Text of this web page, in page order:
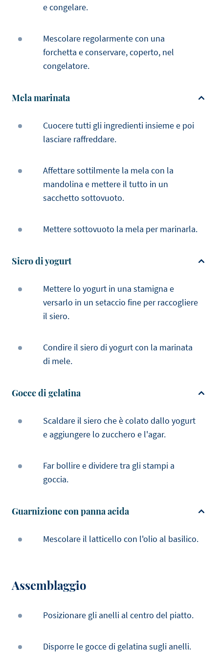
e congelare.
Mescolare regolarmente con una
forchetta e conservare, coperto, nel
congelatore.
Mela marinata
Cuocere tutti gli ingredienti insieme e poi
lasciare raffreddare.
Affettare sottilmente la mela con la
mandolina e mettere il tutto in un
sacchetto sottovuoto.
Mettere sottovuoto la mela per marinarla.
Siero di yogurt
Mettere lo yogurt in una stamigna e
versarlo in un setaccio fine per raccogliere
il siero.
Condire il siero di yogurt con la marinata
di mele.
Gocce di gelatina
Scaldare il siero che è colato dallo yogurt
e aggiungere lo zucchero e l'agar.
Far bollire e dividere tra gli stampi a
goccia.
Guarnizione con panna acida
Mescolare il latticello con l'olio al basilico.
Assemblaggio
Posizionare gli anelli al centro del piatto.
Disporre le gocce di gelatina sugli anelli.